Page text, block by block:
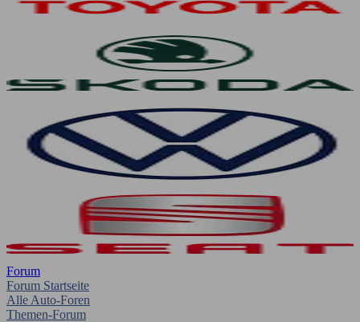
Forum
Forum Startseite
Alle Auto-Foren
Themen-Forum